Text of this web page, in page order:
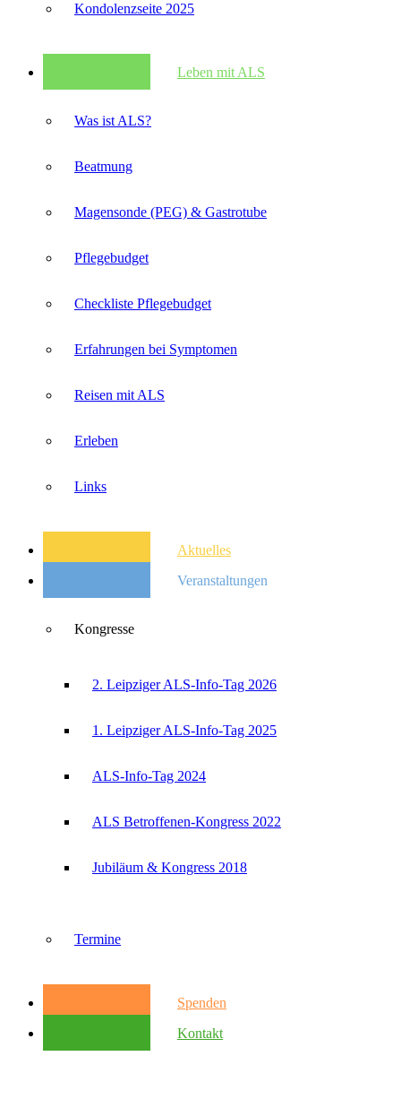
Kondolenzseite 2025
Leben mit ALS
Was ist ALS?
Beatmung
Magensonde (PEG) & Gastrotube
Pflegebudget
Checkliste Pflegebudget
Erfahrungen bei Symptomen
Reisen mit ALS
Erleben
Links
Aktuelles
Veranstaltungen
Kongresse
2. Leipziger ALS-Info-Tag 2026
1. Leipziger ALS-Info-Tag 2025
ALS-Info-Tag 2024
ALS Betroffenen-Kongress 2022
Jubiläum & Kongress 2018
Termine
Spenden
Kontakt